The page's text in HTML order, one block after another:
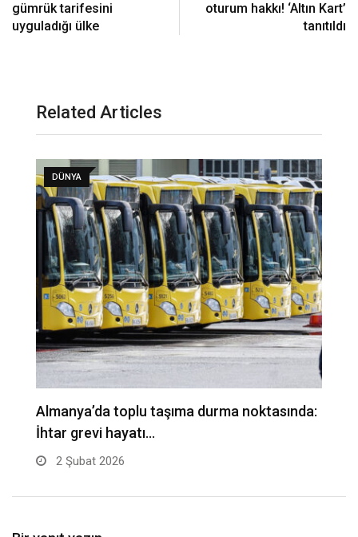
gümrük tarifesini
uyguladığı ülke
oturum hakkı! ‘Altın Kart’
tanıtıldı
Related Articles
DÜNYA
Almanya’da toplu taşıma durma noktasında:
İhtar grevi hayatı…
2 Şubat 2026